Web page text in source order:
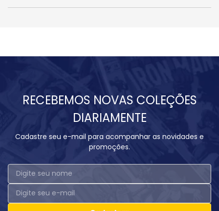
RECEBEMOS NOVAS COLEÇÕES
DIARIAMENTE
Cadastre seu e-mail para acompanhar as novidades e
promoções.